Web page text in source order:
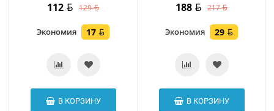
112 129
Экономия 17
В КОРЗИНУ
188 217
Экономия 29
В КОРЗИНУ